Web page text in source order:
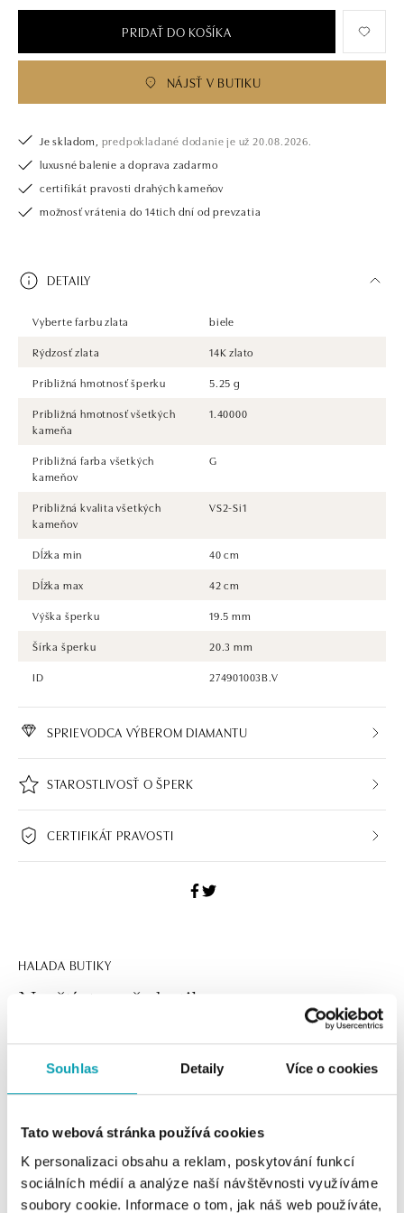
Souhlas Detaily Více o cookies
Tato webová stránka používá cookies
K personalizaci obsahu a reklam, poskytování funkcí
sociálních médií a analýze naší návštěvnosti využíváme
soubory cookie. Informace o tom, jak náš web používáte,
PRIDAŤ DO KOŠÍKA
NÁJSŤ V BUTIKU
Je skladom, predpokladané dodanie je už 20.08.2026.
luxusné balenie a doprava zadarmo
certifikát pravosti drahých kameňov
možnosť vrátenia do 14tich dní od prevzatia
DETAILY
Vyberte farbu zlata
biele
Rýdzosť zlata
14K zlato
Približná hmotnosť šperku
5.25 g
Približná hmotnosť všetkých
kameňa
1.40000
Približná farba všetkých
kameňov
G
Približná kvalita všetkých
kameňov
VS2-Si1
Dĺžka min
40 cm
Dĺžka max
42 cm
Výška šperku
19.5 mm
Šírka šperku
20.3 mm
ID
274901003B.V
SPRIEVODCA VÝBEROM DIAMANTU
STAROSTLIVOSŤ O ŠPERK
CERTIFIKÁT PRAVOSTI
HALADA BUTIKY
Navštívte naše butiky